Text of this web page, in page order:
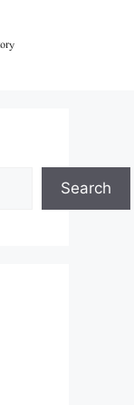
Search